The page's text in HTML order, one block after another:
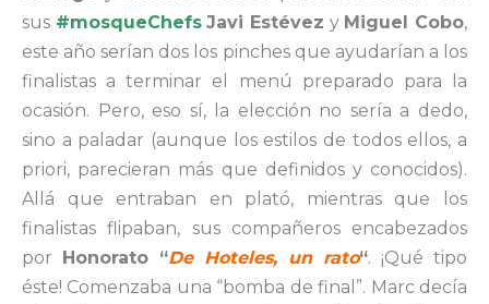
sus #mosqueChefs Javi Estévez y Miguel Cobo,
este año serían dos los pinches que ayudarían a los
finalistas a terminar el menú preparado para la
ocasión. Pero, eso sí, la elección no sería a dedo,
sino a paladar (aunque los estilos de todos ellos, a
priori, parecieran más que definidos y conocidos).
Allá que entraban en plató, mientras que los
finalistas flipaban, sus compañeros encabezados
por Honorato “De Hoteles, un rato“. ¡Qué tipo
éste! Comenzaba una “bomba de final”. Marc decía